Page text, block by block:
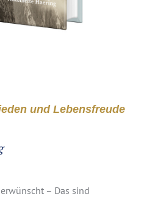
und Lebensfreude
– Das sind